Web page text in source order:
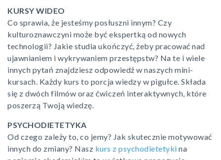
KURSY WIDEO
Co sprawia, że jesteśmy posłuszni innym? Czy
kulturoznawczyni może być ekspertką od nowych
technologii? Jakie studia ukończyć, żeby pracować nad
ujawnianiem i wykrywaniem przestępstw? Na te i wiele
innych pytań znajdziesz odpowiedź w naszych mini-
kursach. Każdy kurs to porcja wiedzy w pigułce. Składa
się z dwóch filmów oraz ćwiczeń interaktywnych, które
poszerzą Twoją wiedzę.
PSYCHODIETETYKA
Od czego zależy to, co jemy? Jak skutecznie motywować
innych do zmiany? Nasz kurs z psychodietetyki na